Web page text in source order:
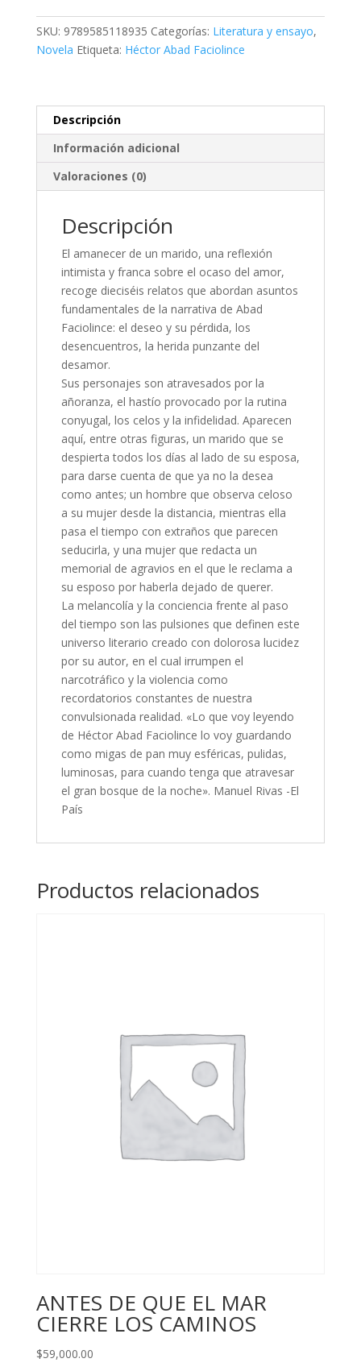
SKU: 9789585118935 Categorías: Literatura y ensayo,
Novela Etiqueta: Héctor Abad Faciolince
Descripción
Información adicional
Valoraciones (0)
Descripción
El amanecer de un marido, una reflexión
intimista y franca sobre el ocaso del amor,
recoge dieciséis relatos que abordan asuntos
fundamentales de la narrativa de Abad
Faciolince: el deseo y su pérdida, los
desencuentros, la herida punzante del
desamor.
Sus personajes son atravesados por la
añoranza, el hastío provocado por la rutina
conyugal, los celos y la infidelidad. Aparecen
aquí, entre otras figuras, un marido que se
despierta todos los días al lado de su esposa,
para darse cuenta de que ya no la desea
como antes; un hombre que observa celoso
a su mujer desde la distancia, mientras ella
pasa el tiempo con extraños que parecen
seducirla, y una mujer que redacta un
memorial de agravios en el que le reclama a
su esposo por haberla dejado de querer.
La melancolía y la conciencia frente al paso
del tiempo son las pulsiones que definen este
universo literario creado con dolorosa lucidez
por su autor, en el cual irrumpen el
narcotráfico y la violencia como
recordatorios constantes de nuestra
convulsionada realidad. «Lo que voy leyendo
de Héctor Abad Faciolince lo voy guardando
como migas de pan muy esféricas, pulidas,
luminosas, para cuando tenga que atravesar
el gran bosque de la noche». Manuel Rivas -El
País
Productos relacionados
ANTES DE QUE EL MAR
CIERRE LOS CAMINOS
$59,000.00